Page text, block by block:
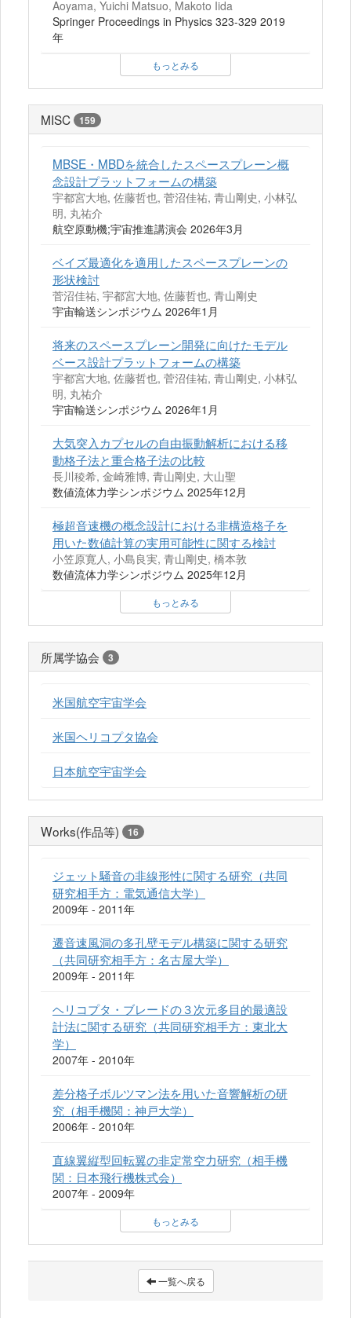
Aoyama, Yuichi Matsuo, Makoto Iida
Springer Proceedings in Physics 323-329 2019
年
もっとみる
MISC 159
MBSE・MBDを統合したスペースプレーン概
念設計プラットフォームの構築
宇都宮大地, 佐藤哲也, 菅沼佳祐, 青山剛史, 小林弘
明, 丸祐介
航空原動機;宇宙推進講演会 2026年3月
ベイズ最適化を適用したスペースプレーンの
形状検討
菅沼佳祐, 宇都宮大地, 佐藤哲也, 青山剛史
宇宙輸送シンポジウム 2026年1月
将来のスペースプレーン開発に向けたモデル
ベース設計プラットフォームの構築
宇都宮大地, 佐藤哲也, 菅沼佳祐, 青山剛史, 小林弘
明, 丸祐介
宇宙輸送シンポジウム 2026年1月
大気突入カプセルの自由振動解析における移
動格子法と重合格子法の比較
長川稜希, 金崎雅博, 青山剛史, 大山聖
数値流体力学シンポジウム 2025年12月
極超音速機の概念設計における非構造格子を
用いた数値計算の実用可能性に関する検討
小笠原寛人, 小島良実, 青山剛史, 橋本敦
数値流体力学シンポジウム 2025年12月
もっとみる
所属学協会 3
米国航空宇宙学会
米国ヘリコプタ協会
日本航空宇宙学会
Works(作品等) 16
ジェット騒音の非線形性に関する研究（共同
研究相手方：電気通信大学）
2009年 - 2011年
遷音速風洞の多孔壁モデル構築に関する研究
（共同研究相手方：名古屋大学）
2009年 - 2011年
ヘリコプタ・ブレードの３次元多目的最適設
計法に関する研究（共同研究相手方：東北大
学）
2007年 - 2010年
差分格子ボルツマン法を用いた音響解析の研
究（相手機関：神戸大学）
2006年 - 2010年
直線翼縦型回転翼の非定常空力研究（相手機
関：日本飛行機株式会）
2007年 - 2009年
もっとみる
一覧へ戻る